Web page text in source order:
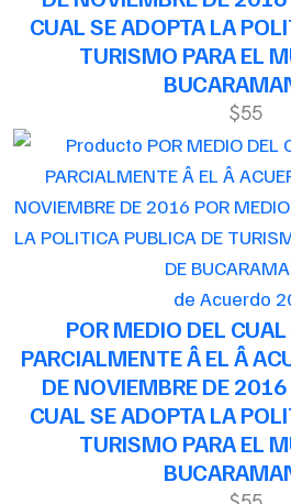
CUAL SE ADOPTA LA
TURISMO PARA EL
$55
de Acuerdo
POR MEDIO DEL
PARCIALMENTE Â EL Â
DE NOVIEMBRE DE
CUAL SE ADOPTA LA
TURISMO PARA EL